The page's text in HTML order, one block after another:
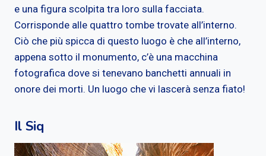
e una figura scolpita tra loro sulla facciata.
Corrisponde alle quattro tombe trovate all’interno.
Ciò che più spicca di questo luogo è che all’interno,
appena sotto il monumento, c’è una macchina
fotografica dove si tenevano banchetti annuali in
onore dei morti. Un luogo che vi lascerà senza fiato!
Il Siq